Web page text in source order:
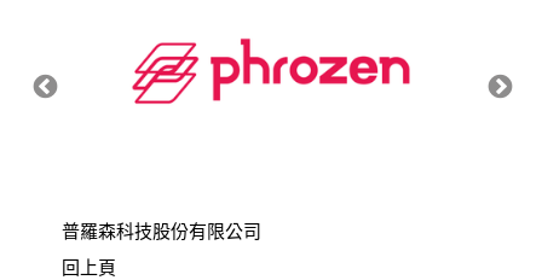
普羅森科技股份有限公司
回上頁